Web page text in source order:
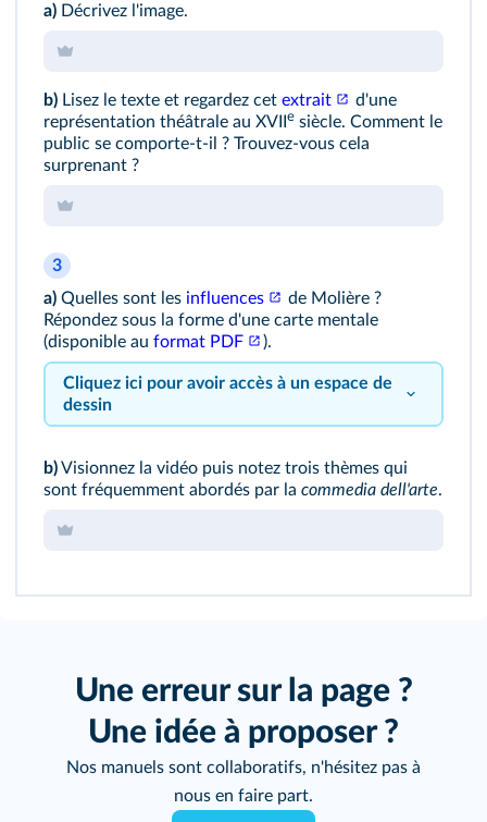
a) Décrivez l'image.
b) Lisez le texte et regardez cet extrait
d'une
représentation théâtrale au XVII e siècle. Comment le
public se comporte-t-il ? Trouvez-vous cela
surprenant ?
3
a) Quelles sont les influences
de Molière ?
Répondez sous la forme d'une carte mentale
(disponible au format PDF ).
Cliquez ici pour avoir accès à un espace de
dessin
b)Visionnez la vidéo puis notez trois thèmes qui
sont fréquemment abordés par la commedia dell'arte.
Une erreur sur la page ?
Une idée à proposer ?
Nos manuels sont collaboratifs, n'hésitez pas à
nous en faire part.